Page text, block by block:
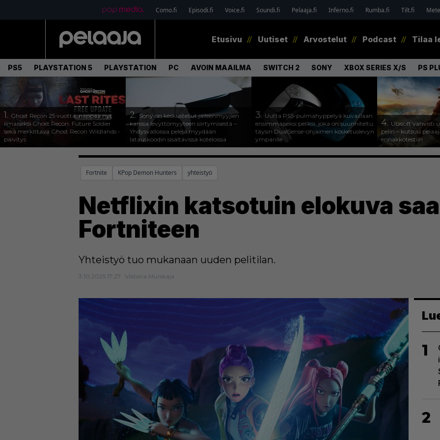
Como.fi Episodi.fi Voice.fi Soundi.fi Pelaaja.fi Inferno.fi Rumba.fi Tilt.fi
Etusivu Uutiset Arvostelut Podcast Tilaa
PS5 PLAYSTATION 5 PLAYSTATION PC AVOIN MAAILMA SWITCH 2 SONY XBOX SERIES X/S PS
1. Ghost Recon 25 vuotta: nappaa nyt
ilmaiseksi Ghost Recon: Future Soldier
sekä merkittävä Ghost Recon Wildlands -
päivitys
2.Sony on keskustellut jälleenmyyjien
kanssa levyttömyyteen siirtymisestä –
Yhdysvalloissa pelejä myydään
latauskoodin sisältävissä koteloissa
3. Uutta PS5-pulmahyppelyä kuvaillaan
ensimmäiseksi peliksi, joka on suunniteltu
täysin DualSense-ohjaimen kosketuslevyn
ympärille
4. Ubisoft vahvisti
pelin – kutsuu
ennakkotestiin
Fortnite KPop Demon Hunters yhteistyö
Netflixin katsotuin elokuva
Fortniteen
Yhteistyö tuo mukanaan uuden pelitilan.
3.10.2025 17:27 Viktoria Murskaja
1
2